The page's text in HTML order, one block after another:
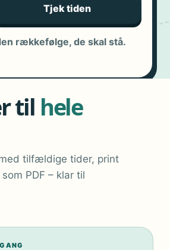
Tjek tiden
rækkefølge, de skal stå.
til hele
tilfældige tider, print
PDF – klar til